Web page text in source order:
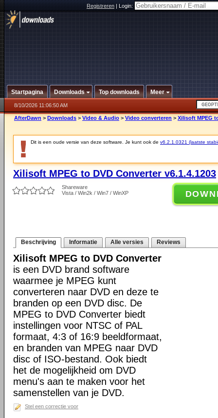
Registreren|Login:
Startpagina Downloads Top downloads Meer
8/10/2026 11:06:50 AM
AfterDawn > Downloads > Video & Audio > Video converteren > Xilisoft MPEG
Dit is een oude versie van deze software. Je kunt ook de v6.2.1.0321 (laatste
Xilisoft MPEG to DVD Converter v6.1.4.1203
Shareware
Vista / Win2k / Win7 / WinXP
Beschrijving Informatie Alle versies Reviews
Xilisoft MPEG to DVD Converter
is een DVD brand software
waarmee je MPEG kunt
converteren naar DVD en deze te
branden op een DVD disc. De
MPEG to DVD Converter biedt
instellingen voor NTSC of PAL
formaat, 4:3 of 16:9 beeldformaat,
en branden van MPEG naar DVD
disc of ISO-bestand. Ook biedt
het de mogelijkheid om DVD
menu's aan te maken voor het
samenstellen van je DVD.
Stel een correctie voor